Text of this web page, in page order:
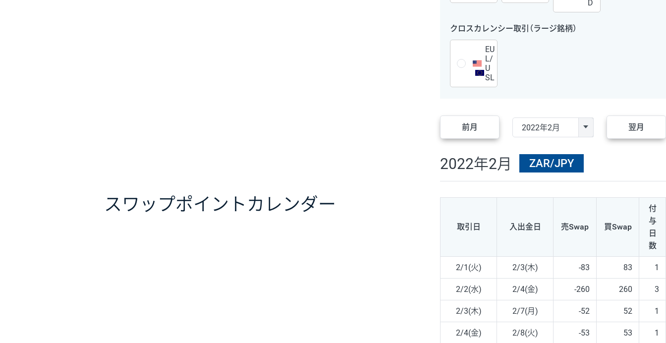
スワップポイント カレンダー
D
クロスカレンシー取引（ラージ銘柄）
EU
L/
U
SL
前月 翌月
2022年2月 ZAR/JPY
取引日 入出金日 売Swap 買Swap
付
与
日
数
2/1(火) 2/3(木) -83 83 1
2/2(水) 2/4(金) -260 260 3
2/3(木) 2/7(月) -52 52 1
2/4(金) 2/8(火) -53 53 1